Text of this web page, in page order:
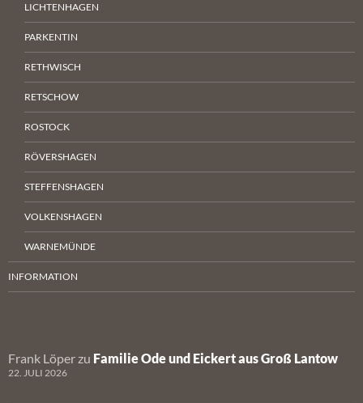
LICHTENHAGEN
PARKENTIN
RETHWISCH
RETSCHOW
ROSTOCK
RÖVERSHAGEN
STEFFENSHAGEN
VOLKENSHAGEN
WARNEMÜNDE
INFORMATION
Frank Löper zu Familie Ode und Eickert aus Groß Lantow
22. JULI 2026